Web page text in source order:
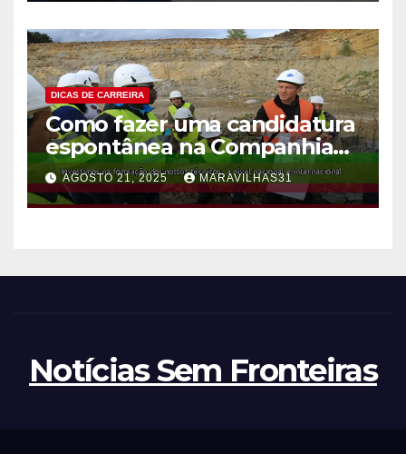
DICAS DE CARREIRA
Como fazer uma candidatura
espontânea na Companhia
Moçambicana de
Hidrocarbonetos (CMH)!
AGOSTO 21, 2025 MARAVILHAS31
Notícias Sem Fronteiras